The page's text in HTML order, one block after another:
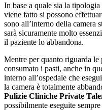
In base a quale sia la
viene fatto si possono
sono all’interno della camera
sarà sicuramente molto
il paziente lo abbandona.
Mentre per quanto riguarda
consumato i pasti, anche in
interno all’ospedale che
la camera è totalmente
Pulizie Cliniche Private
possibilmente eseguite